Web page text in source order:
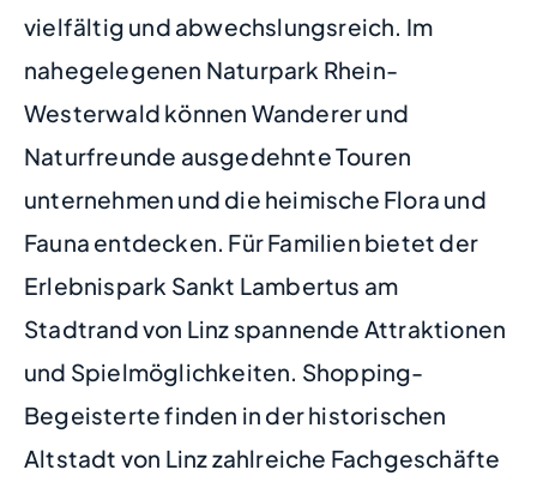
vielfältig und abwechslungsreich. Im
nahegelegenen Naturpark Rhein-
Westerwald können Wanderer und
Naturfreunde ausgedehnte Touren
unternehmen und die heimische Flora und
Fauna entdecken. Für Familien bietet der
Erlebnispark Sankt Lambertus am
Stadtrand von Linz spannende Attraktionen
und Spielmöglichkeiten. Shopping-
Begeisterte finden in der historischen
Altstadt von Linz zahlreiche Fachgeschäfte